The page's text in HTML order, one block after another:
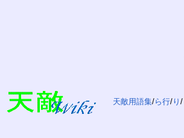
天敵用語集/ら行/り /